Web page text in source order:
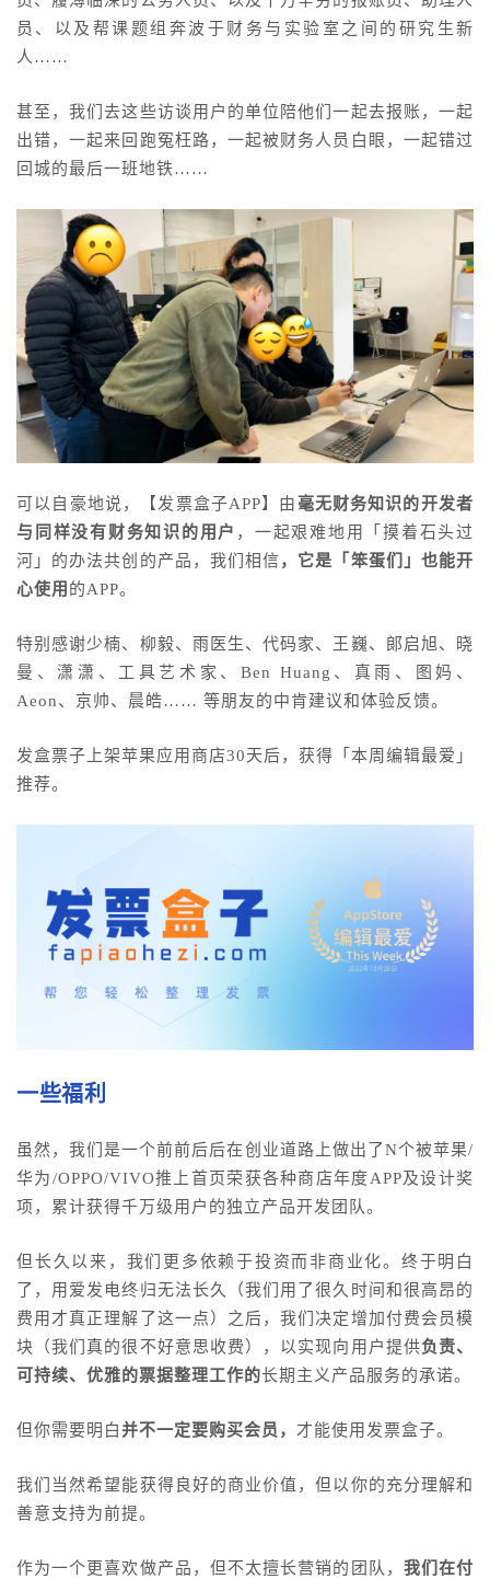
员、以及帮课题组奔波于财务与实验室之间的研究生新
人……
甚至，我们去这些访谈用户的单位陪他们一起去报账，一起
出错，一起来回跑冤枉路，一起被财务人员白眼，一起错过
回城的最后一班地铁……
可以自豪地说，【发票盒子APP】由 毫无财务知识的开发者
与同样没有财务知识的用户 ，一起艰难地用「摸着石头过
河」的办法共创的产品，我们相信，它是「笨蛋们」 也能开
心使用 的APP。
特别感谢少楠、柳毅、雨医生、代码家、王巍、郎启旭、晓
曼、潇潇、工具艺术家、Ben Huang、真雨、图妈、
Aeon、京帅、晨皓…… 等朋友的中肯建议和体验反馈。
发盒票子上架苹果应用商店30天后，获得「 本周 编辑最爱」
推荐。
一些福利
虽然，我们是一个前前后后在创业道路上做出了N个被苹果/
华为/OPPO/VIVO推上首页荣获各种商店年度APP及设计奖
项，累计获得千万级用户的独立产品开发团队。
但长久以来，我们更多依赖于投资而非商业化。终于明白
了，用爱发电终归无法长久（我们用了很久时间和很高昂的
费用才真正理解了这一点）之后，我们决定增加付费会员模
块（我们真的很不好意思收费），以实现向用户提供负责、
可持续、优雅的票据整理工作的长期主义产品服务的承诺。
但你需要明白并不一定要购买会员， 才能使用发票盒子。
我们当然希望能获得良好的商业价值，但以你的充分理解和
善意支持为前提。
作为一个更喜欢做产品，但不太擅长营销的团队， 我们在付